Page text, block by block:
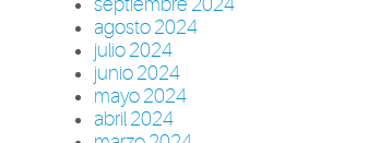
septiembre 2024
agosto 2024
julio 2024
junio 2024
mayo 2024
abril 2024